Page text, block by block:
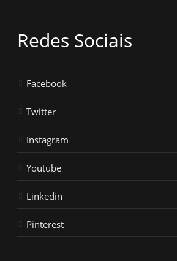
Redes Sociais
Facebook
Twitter
Instagram
Youtube
Linkedin
Pinterest